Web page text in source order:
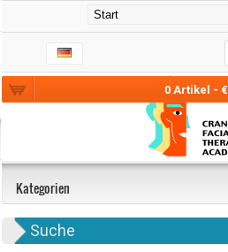
0 Artikel -
Kategorien
Suche